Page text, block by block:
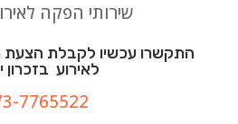
שירותי הפקה
התקשרו עכשיו לקבלת הצעת
לאירוע בזכרון
7765522